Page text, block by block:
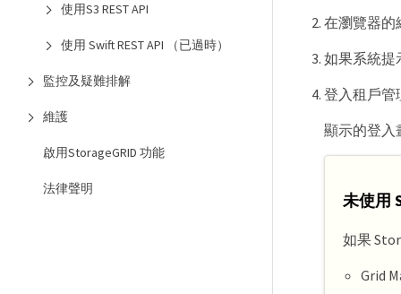
使用S3 REST API
使用 Swift REST API （已過時）
監控及疑難排解
維護
啟用StorageGRID 功能
法律聲明
在瀏覽器的
如果系統提
登入租戶管
顯示的登入
未使用
如果
Grid